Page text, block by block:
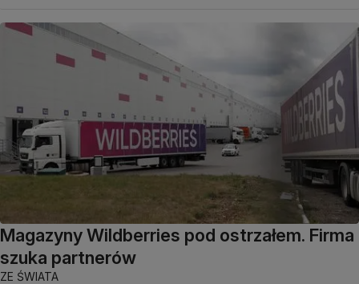
Magazyny Wildberries pod ostrzałem. Firma
szuka partnerów
ZE ŚWIATA